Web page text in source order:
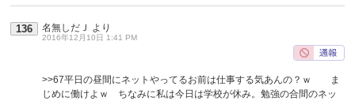
136 名無しだＪ より
2016年12月10日 1:41 PM
>>67平日の昼間にネットやってるお前は仕事する気あんの？ｗ ま
じめに働けよｗ ちなみに私は今日は学校が休み。勉強の合間のネッ